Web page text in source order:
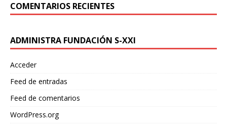
COMENTARIOS RECIENTES
ADMINISTRA FUNDACIÓN S-XXI
Acceder
Feed de entradas
Feed de comentarios
WordPress.org